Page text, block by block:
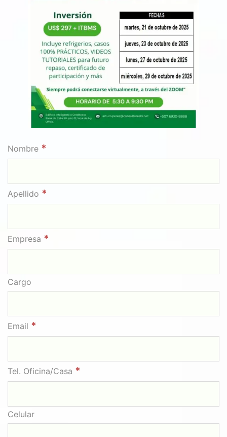
Nombre *
Apellido *
Empresa *
Cargo
Email *
Tel. Oficina/Casa *
Celular